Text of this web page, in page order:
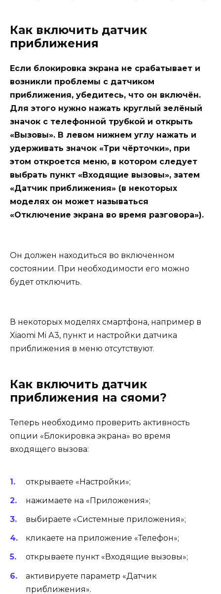
Как включить датчик
приближения
Если блокировка экрана не срабатывает и
возникли проблемы с датчиком
приближения, убедитесь, что он включён.
Для этого нужно нажать круглый зелёный
значок с телефонной трубкой и открыть
«Вызовы». В левом нижнем углу нажать и
удерживать значок «Три чёрточки», при
этом откроется меню, в котором следует
выбрать пункт «Входящие вызовы», затем
«Датчик приближения» (в некоторых
моделях он может называться
«Отключение экрана во время разговора»).
Он должен находиться во включенном
состоянии. При необходимости его можно
будет отключить.
В некоторых моделях смартфона, например в
Xiaomi Mi А3, пункт и настройки датчика
приближения в меню отсутствуют.
Как включить датчик
приближения на сяоми?
Теперь необходимо проверить активность
опции «Блокировка экрана» во время
входящего вызова:
открываете «Настройки»;
нажимаете на «Приложения»;
выбираете «Системные приложения»;
кликаете на приложение «Телефон»;
открываете пункт «Входящие вызовы»;
активируете параметр «Датчик
приближения».